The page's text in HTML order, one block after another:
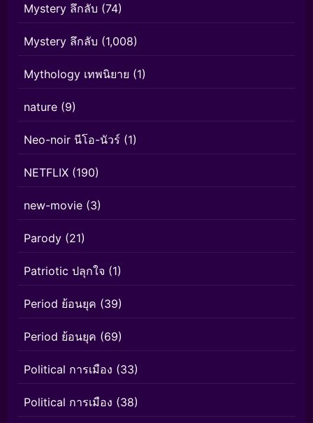
Mystery ลึกลับ (74)
Mystery ลึกลับ (1,008)
Mythology เทพนิยาย (1)
nature (9)
Neo-noir นีโอ-นัวร์ (1)
NETFLIX (190)
new-movie (3)
Parody (21)
Patriotic ปลุกใจ (1)
Period ย้อนยุค (39)
Period ย้อนยุค (69)
Political การเมือง (33)
Political การเมือง (38)